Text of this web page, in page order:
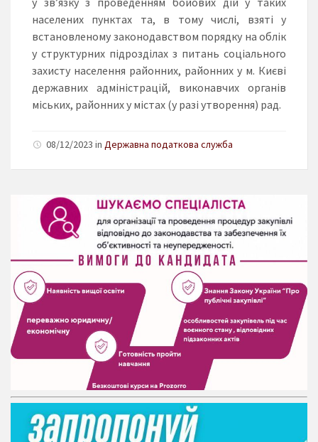
населених пунктах та, в тому числі, взяті у
встановленому законодавством порядку на облік
у структурних підрозділах з питань соціального
захисту населення районних, районних у м. Києві
державних адміністрацій, виконавчих органів
міських, районних у містах (у разі утворення) рад.
08/12/2023 in Державна податкова служба